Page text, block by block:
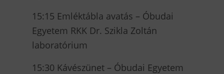
15:15 Emléktábla avatás – Óbudai
Egyetem RKK Dr. Szikla Zoltán
laboratórium
15:30 Kávészünet – Óbudai Egyetem